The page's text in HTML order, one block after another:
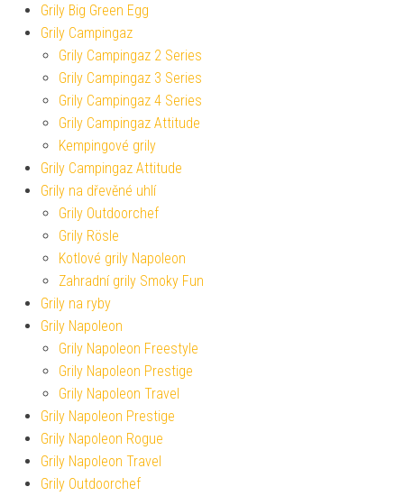
Grily Big Green Egg
Grily Campingaz
Grily Campingaz 2 Series
Grily Campingaz 3 Series
Grily Campingaz 4 Series
Grily Campingaz Attitude
Kempingové grily
Grily Campingaz Attitude
Grily na dřevěné uhlí
Grily Outdoorchef
Grily Rösle
Kotlové grily Napoleon
Zahradní grily Smoky Fun
Grily na ryby
Grily Napoleon
Grily Napoleon Freestyle
Grily Napoleon Prestige
Grily Napoleon Travel
Grily Napoleon Prestige
Grily Napoleon Rogue
Grily Napoleon Travel
Grily Outdoorchef